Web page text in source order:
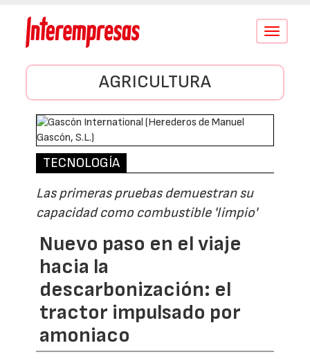
Conmutar
AGRICULTURA
TECNOLOGÍA
Las primeras pruebas demuestran su
capacidad como combustible 'limpio'
Nuevo paso en el viaje
hacia la
descarbonización: el
tractor impulsado por
amoniaco